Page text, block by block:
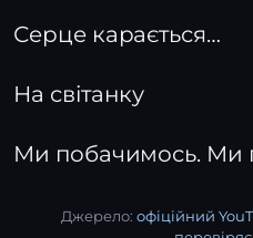
Серце карається…
На світанку
Ми побачимось. Ми
Джерело: офіційний